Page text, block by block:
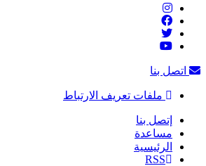
اتصل بنا
ملفات تعريف الارتباط
إتصل بنا
مساعدة
الرئيسية
RSS